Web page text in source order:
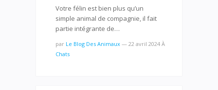
Votre félin est bien plus qu’un
simple animal de compagnie, il fait
partie intégrante de…
par Le Blog Des Animaux — 22 avril 2024 À
Chats